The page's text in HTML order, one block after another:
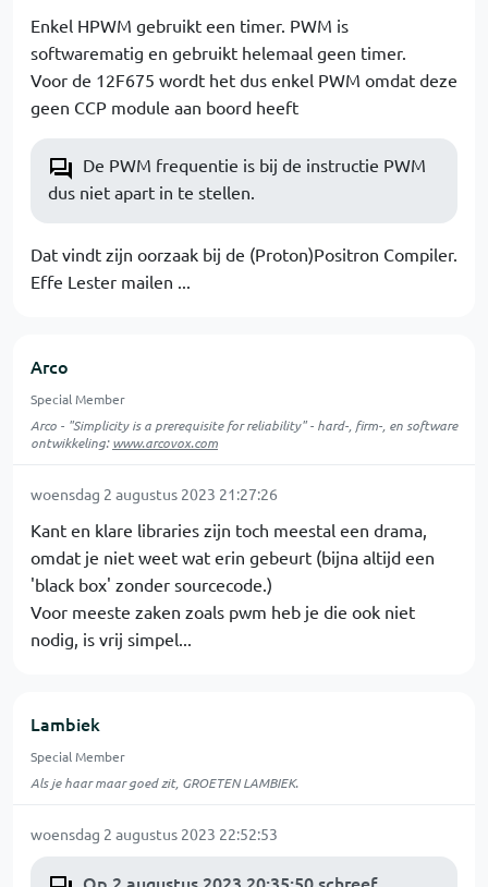
Enkel HPWM gebruikt een timer. PWM is
softwarematig en gebruikt helemaal geen timer.
Voor de 12F675 wordt het dus enkel PWM omdat deze
geen CCP module aan boord heeft
De PWM frequentie is bij de instructie PWM
dus niet apart in te stellen.
Dat vindt zijn oorzaak bij de (Proton)Positron Compiler.
Effe Lester mailen ...
Arco
Special Member
Arco - "Simplicity is a prerequisite for reliability" - hard-, firm-, en software
ontwikkeling:www.arcovox.com
woensdag 2 augustus 2023 21:27:26
Kant en klare libraries zijn toch meestal een drama,
omdat je niet weet wat erin gebeurt (bijna altijd een
'black box' zonder sourcecode.)
Voor meeste zaken zoals pwm heb je die ook niet
nodig, is vrij simpel...
Lambiek
Special Member
Als je haar maar goed zit, GROETEN LAMBIEK.
woensdag 2 augustus 2023 22:52:53